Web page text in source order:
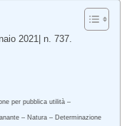
2021| n. 737.
per pubblica utilità –
– Natura – Determinazione